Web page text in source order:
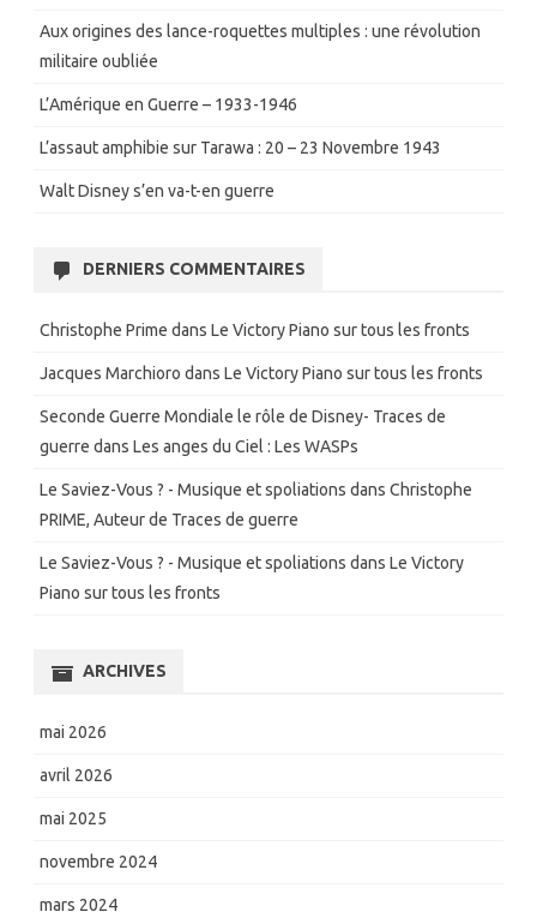
Aux origines des lance-roquettes multiples : une révolution
militaire oubliée
L’Amérique en Guerre – 1933-1946
L’assaut amphibie sur Tarawa : 20 – 23 Novembre 1943
Walt Disney s’en va-t-en guerre
DERNIERS COMMENTAIRES
Christophe Prime dans Le Victory Piano sur tous les fronts
Jacques Marchioro dans Le Victory Piano sur tous les fronts
Seconde Guerre Mondiale le rôle de Disney- Traces de
guerre dans Les anges du Ciel : Les WASPs
Le Saviez-Vous ? - Musique et spoliations dans Christophe
PRIME, Auteur de Traces de guerre
Le Saviez-Vous ? - Musique et spoliations dans Le Victory
Piano sur tous les fronts
ARCHIVES
mai 2026
avril 2026
mai 2025
novembre 2024
mars 2024